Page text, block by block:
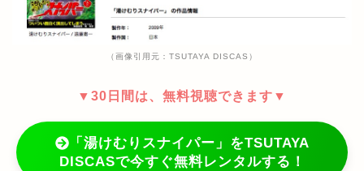
（画像引用元：TSUTAYA DISCAS）
▼30日間は、無料視聴できます▼
「湯けむりスナイパー」をTSUTAYA
DISCASで今すぐ無料レンタルする！